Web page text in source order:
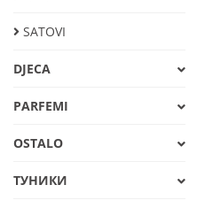
SATOVI
DJECA
PARFEMI
OSTALO
ТУНИКИ